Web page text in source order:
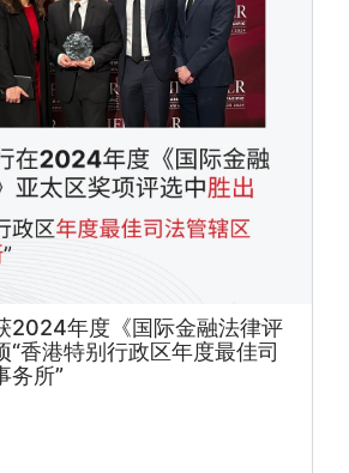
2024年度《国际金融法律评
“香港特别行政区年度最佳司
务所”